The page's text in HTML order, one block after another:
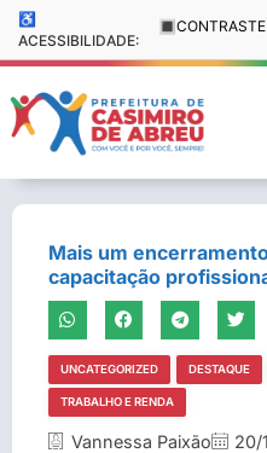
♿
ACESSIBILIDADE:
🔳 CONTRASTE
Mais um
capacitação
UNCATEGORIZED DESTAQUE
TRABALHO E RENDA
Vannessa Paixão 20/